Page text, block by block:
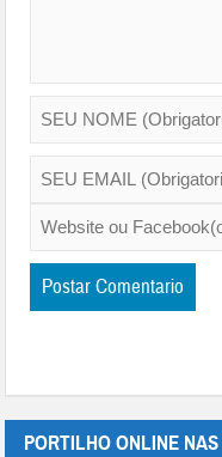
PORTILHO ONLINE